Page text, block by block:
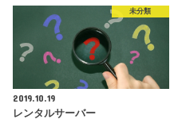
未分類
2019.10.19
レンタルサーバー